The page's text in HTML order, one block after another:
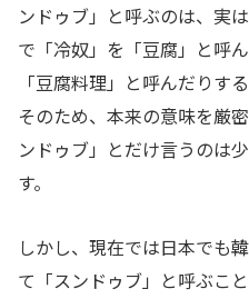
ンドゥブ」と呼ぶのは、実
で「冷奴」を「豆腐」と呼
「豆腐料理」と呼んだりす
そのため、本来の意味を厳
ンドゥブ」とだけ言うのは
す。
しかし、現在では日本でも
て「スンドゥブ」と呼ぶこ